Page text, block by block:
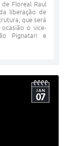
Floreal Raul
liberação de
que será
ocasião o vice-
Pignatari e
JAN
07